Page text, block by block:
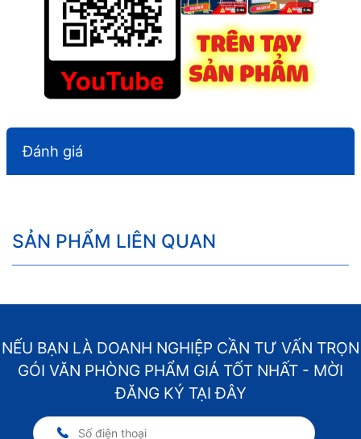
Đánh giá
SẢN PHẨM LIÊN QUAN
NẾU BẠN LÀ DOANH NGHIỆP CẦN TƯ VẤN TRỌN
GÓI VĂN PHÒNG PHẨM GIÁ TỐT NHẤT - MỜI
ĐĂNG KÝ TẠI ĐÂY